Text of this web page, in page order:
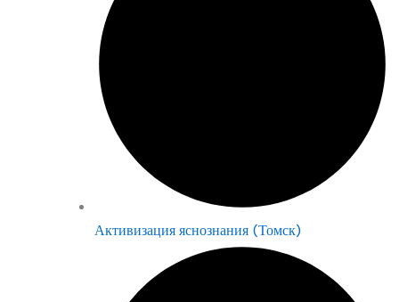
Активизация яснознания (Томск)